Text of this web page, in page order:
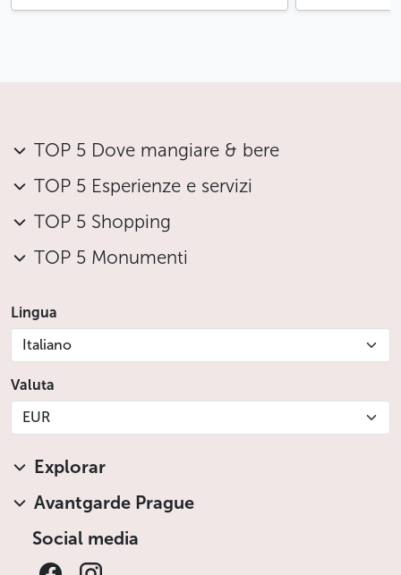
TOP 5 Dove mangiare & bere
TOP 5 Esperienze e servizi
TOP 5 Shopping
TOP 5 Monumenti
Lingua
Italiano
Valuta
EUR
Explorar
Avantgarde Prague
Social media